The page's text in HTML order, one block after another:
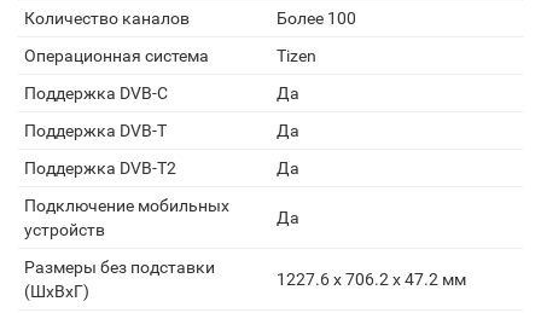
Количество каналов
Более 100
Операционная система
Tizen
Поддержка DVB-C
Да
Поддержка DVB-T
Да
Поддержка DVB-T2
Да
Подключение мобильных
устройств
Да
Размеры без подставки
(ШxВxГ)
1227.6 x 706.2 x 47.2 мм